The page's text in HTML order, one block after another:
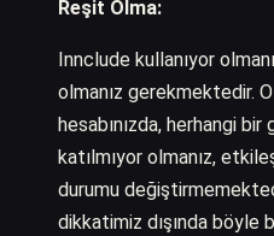
Reşit Olma:
Innclude kullanıyor
olmanız gerekmektedir.
hesabınızda, herhangi
katılmıyor olmanız,
durumu
dikkatimiz dışında böyle